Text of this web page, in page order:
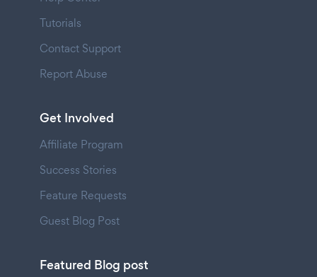
Tutorials
Contact Support
Report Abuse
Get Involved
Affiliate Program
Success Stories
Feature Requests
Guest Blog Post
Featured Blog post